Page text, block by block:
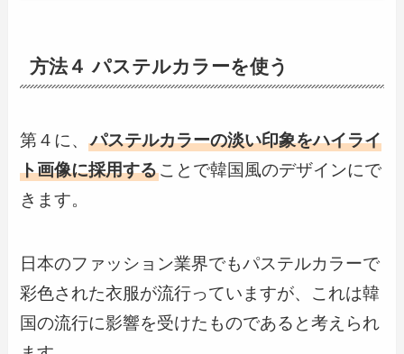
方法４ パステルカラーを使う
第４に、パステルカラーの淡い印象をハイライ
ト画像に採用することで韓国風のデザインにで
きます。
日本のファッション業界でもパステルカラーで
彩色された衣服が流行っていますが、これは韓
国の流行に影響を受けたものであると考えられ